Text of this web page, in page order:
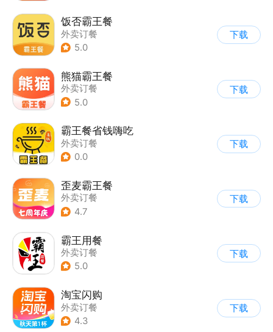
饭否霸王餐
外卖订餐
5.0
下载
熊猫霸王餐
外卖订餐
5.0
下载
霸王餐省钱嗨吃
外卖订餐
0.0
下载
歪麦霸王餐
外卖订餐
4.7
下载
霸王用餐
外卖订餐
5.0
下载
淘宝闪购
外卖订餐
4.3
下载